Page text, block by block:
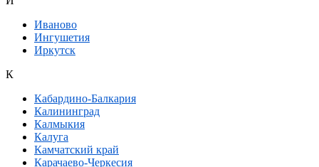
Иваново
Ингушетия
Иркутск
К
Кабардино-Балкария
Калининград
Калмыкия
Калуга
Камчатский край
Карачаево-Черкесия